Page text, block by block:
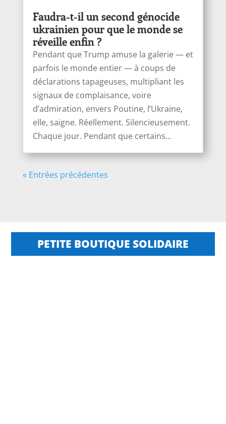
Faudra-t-il un second génocide
ukrainien pour que le monde se
réveille enfin ?
Pendant que Trump amuse la galerie — et
parfois le monde entier — à coups de
déclarations tapageuses, multipliant les
signaux de complaisance, voire
d’admiration, envers Poutine, l’Ukraine,
elle, saigne. Réellement. Silencieusement.
Chaque jour. Pendant que certains...
« Entrées précédentes
PETITE BOUTIQUE SOLIDAIRE